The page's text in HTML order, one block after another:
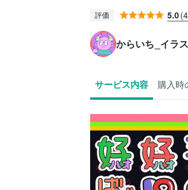
評価 5.0
からいち_イラ
サービス内容 購入時